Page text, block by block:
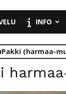
INFO
(harmaa-